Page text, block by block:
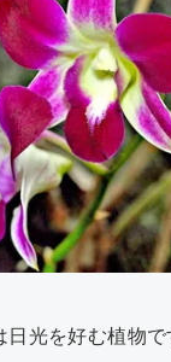
日光を好む植物